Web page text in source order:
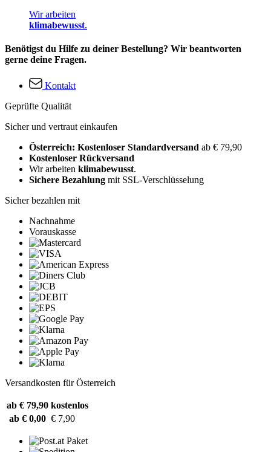
Wir arbeiten
klimabewusst.
Benötigst du Hilfe zu deiner Bestellung? Wir beantworten
gerne deine Fragen.
Kontakt
Geprüfte Qualität
Sicher und vertraut einkaufen
Österreich: Kostenloser Standardversand ab € 79,90
Kostenloser Rückversand
Wir arbeiten klimabewusst.
Sichere Bezahlung mit SSL-Verschlüsselung
Sicher bezahlen mit
Nachnahme
Vorauskasse
Versandkosten für Österreich
ab € 79,90 kostenlos
ab € 0,00 € 7,90